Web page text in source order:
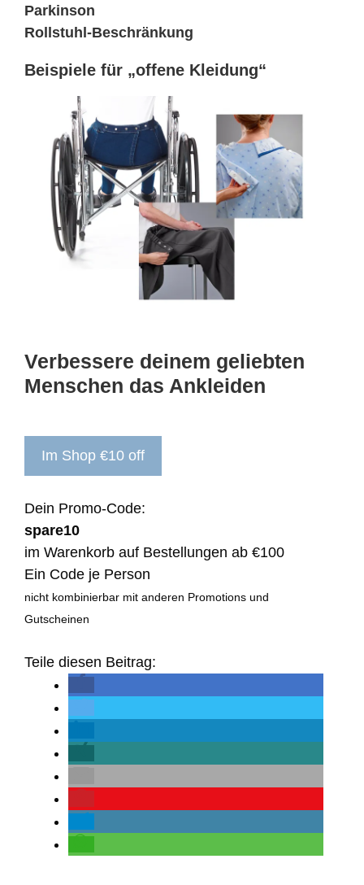
Parkinson
Rollstuhl-Beschränkung
Beispiele für „offene Kleidung“
Verbessere deinem geliebten
Menschen das Ankleiden
Im Shop €10 off
Dein Promo-Code:
spare10
im Warenkorb auf Bestellungen ab €100
Ein Code je Person
nicht kombinierbar mit anderen Promotions und
Gutscheinen
Teile diesen Beitrag: